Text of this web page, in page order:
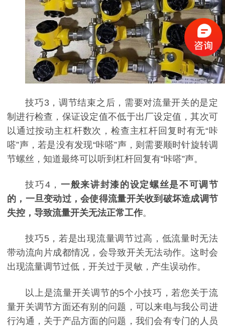
技巧3，调节结束之后，需要对流量开关的是定
制进行检查，保证设定值不低于出厂设定值，其次可
以通过按动主杠杆数次，检查主杠杆回复时有无“咔
嗒”声，若是没有发现“咔嗒”声，则需要顺时针旋转调
节螺丝，知道最终可以听到杠杆回复有“咔嗒”声。
技巧4，一般来讲封漆的设定螺丝是不可调节
的，一旦变动过，会使得流量开关收到破坏造成调节
失控，导致流量开关无法正常工作。
技巧5，若是出现流量调节过高，低流量时无法
带动流向片成都情况，会导致开关无法动作。这时会
出现流量调节过低，开关过于灵敏，产生误动作。
以上是流量开关调节的5个小技巧，若您关于流
量开关调节方面还有别的问题，可以来电与我公司进
行沟通，关于产品方面的问题，我们会有专门的人员